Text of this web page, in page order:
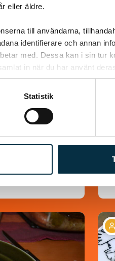
eller äldre.
till användarna,
identifierare och annan
med. Dessa kan i sin tur
in när du har använt
Statistik